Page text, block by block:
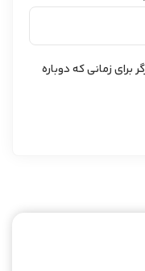
برای زمانی که دوباره